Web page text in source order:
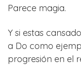
Parece magia.
Y si estas
a Do como
progresión en el